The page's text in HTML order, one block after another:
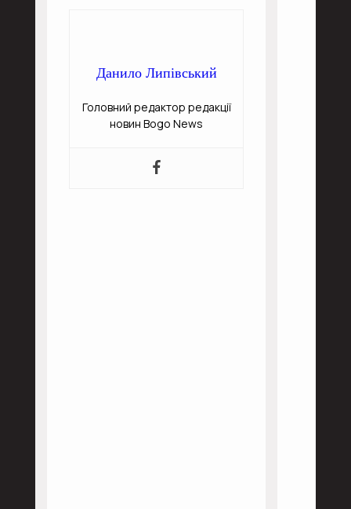
Данило Липівський
Головний редактор редакції
новин Bogo News